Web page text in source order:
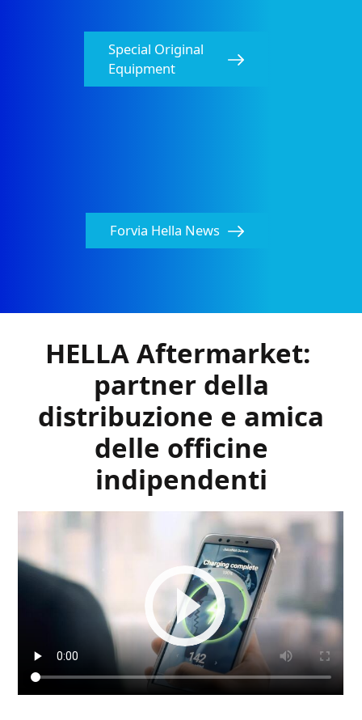
Special Original
Equipment​
Forvia Hella News
HELLA Aftermarket: ​
partner della
distribuzione e amica
delle officine
indipendenti